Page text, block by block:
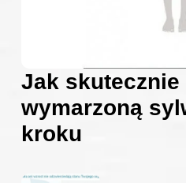
Jak skutecznie
wymarzoną
kroku